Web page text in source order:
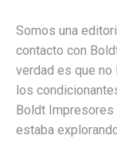
Somos una
contacto con
verdad es que
los
Boldt Impresores
estaba